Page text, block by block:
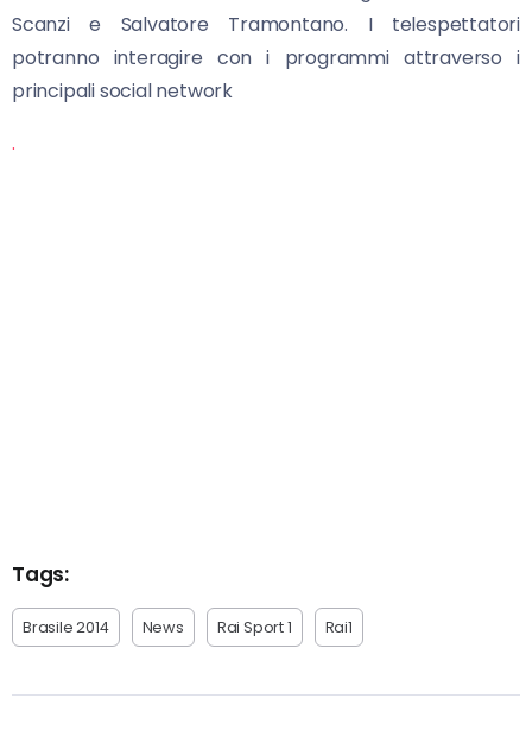
Scanzi e Salvatore Tramontano. I telespettatori
potranno interagire con i programmi attraverso i
principali social network
.
Tags:
Brasile 2014 News Rai Sport 1 Rai1